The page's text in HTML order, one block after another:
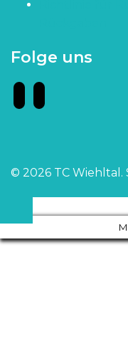
Folge uns
© 2026 TC